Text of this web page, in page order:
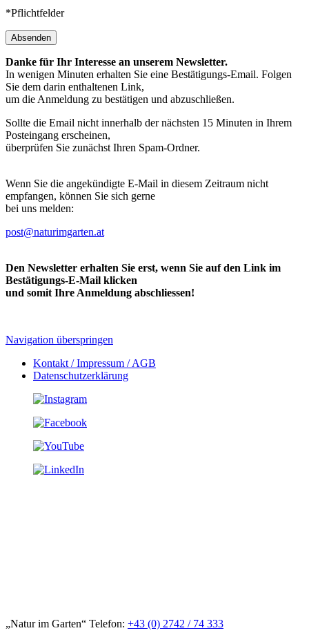
*Pflichtfelder
Absenden
Danke für Ihr Interesse an unserem Newsletter.
In wenigen Minuten erhalten Sie eine Bestätigungs-Email. Folgen
Sie dem darin enthaltenen Link,
um die Anmeldung zu bestätigen und abzuschließen.
Sollte die Email nicht innerhalb der nächsten 15 Minuten in Ihrem
Posteingang erscheinen,
überprüfen Sie zunächst Ihren Spam-Ordner.
Wenn Sie die angekündigte E-Mail in diesem Zeitraum nicht
empfangen, können Sie sich gerne
bei uns melden:
post@naturimgarten.at
Den Newsletter erhalten Sie erst, wenn Sie auf den Link im
Bestätigungs-E-Mail klicken
und somit Ihre Anmeldung abschliessen!
Navigation überspringen
Kontakt / Impressum / AGB
Datenschutzerklärung
„Natur im Garten“ Telefon: +43 (0) 2742 / 74 333